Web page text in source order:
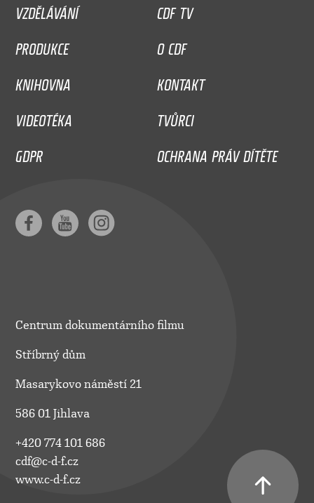
VZDĚLÁVÁNÍ
CDF TV
PRODUKCE
O CDF
KNIHOVNA
KONTAKT
VIDEOTÉKA
TVŮRCI
GDPR
OCHRANA PRÁV DÍTĚTE
Centrum dokumentárního filmu
Stříbrný dům
Masarykovo náměstí 21
586 01 Jihlava
+420 774 101 686
cdf@c-d-f.cz
www.c-d-f.cz